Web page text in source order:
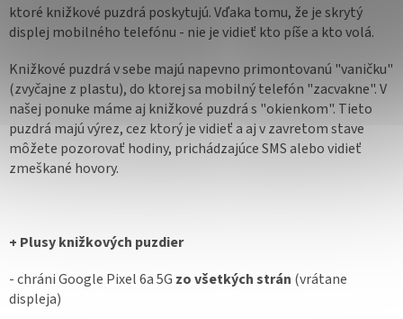
ktoré knižkové puzdrá poskytujú. Vďaka tomu, že je skrytý
displej mobilného telefónu - nie je vidieť kto píše a kto volá.
Knižkové puzdrá v sebe majú napevno primontovanú "vaničku"
(zvyčajne z plastu), do ktorej sa mobilný telefón "zacvakne". V
našej ponuke máme aj knižkové puzdrá s "okienkom". Tieto
puzdrá majú výrez, cez ktorý je vidieť a aj v zavretom stave
môžete pozorovať hodiny, prichádzajúce SMS alebo vidieť
zmeškané hovory.
+ Plusy knižkových puzdier
- chráni Google Pixel 6a 5G zo všetkých strán (vrátane
displeja)